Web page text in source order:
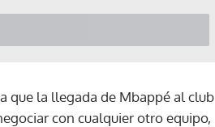
que la llegada de Mbappé al club
con cualquier otro equipo,